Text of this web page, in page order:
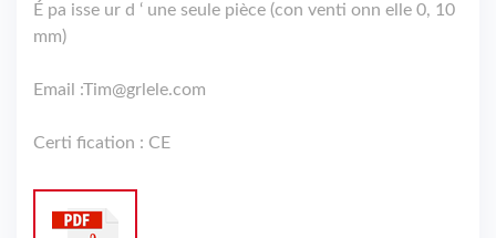
É pa isse ur d ‘ une seule pièce (con venti onn elle 0, 10
mm)
Email :Tim@grlele.com
Certi fication : CE